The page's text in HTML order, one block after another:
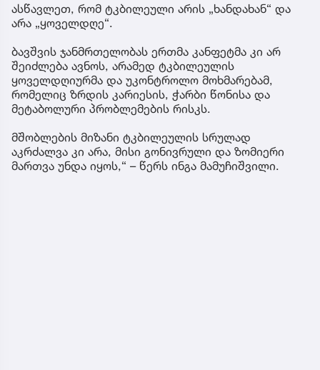
ასწავლეთ, რომ ტკბილეული არის „ხანდახან“ და
არა „ყოველდღე“.
ბავშვის ჯანმრთელობას ერთმა კანფეტმა კი არ
შეიძლება ავნოს, არამედ ტკბილეულის
ყოველდღიურმა და უკონტროლო მოხმარებამ,
რომელიც ზრდის კარიესის, ჭარბი წონისა და
მეტაბოლური პრობლემების რისკს.
მშობლების მიზანი ტკბილეულის სრულად
აკრძალვა კი არა, მისი გონივრული და ზომიერი
მართვა უნდა იყოს,“ – წერს ინგა მამუჩიშვილი.